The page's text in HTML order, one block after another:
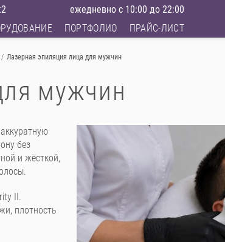
ежедневно с 10:00 до 22:00
ПОРТФОЛИО ПРАЙС-ЛИСТ
/ Лазерная эпиляция лица для мужчин
мужчин
без
и жёсткой,
II.
плотность